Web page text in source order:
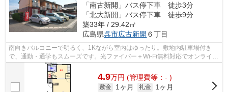
「南古新開」バス停下車 徒歩3分
「北大新開」バス停下車 徒歩9分
築33年 / 29.42㎡
広島県呉市広古新開 ６丁目
南向きバルコニーで明るく、1Kながら室内はゆったり。敷地内駐車場付き
で、通勤・通学もスムーズです。光ファイバー＋Wi-Fi無料対応でオンライン
授業や在宅ワークも安心。浴室には窓が...
4.9万円 (管理費等：- )
敷金 1ヶ月 礼金
1ヶ月